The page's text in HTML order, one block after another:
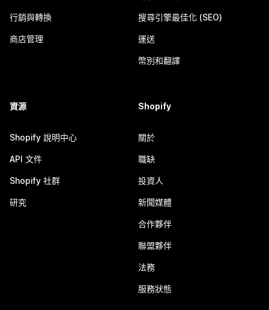
行銷與轉換
商店管理
搜尋引擎最佳化 (SEO)
運送
幣別和翻譯
資源
Shopify 說明中心
API 文件
Shopify 社群
研究
Shopify
關於
職缺
投資人
新聞媒體
合作夥伴
聯盟夥伴
法務
服務狀態